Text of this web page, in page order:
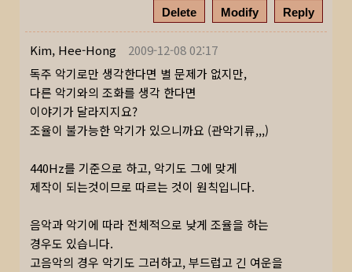
Delete Modify Reply
Kim, Hee-Hong
2009-12-08 02:17
독주 악기로만 생각한다면 별 문제가 없지만,
다른 악기와의 조화를 생각 한다면
이야기가 달라지지요?
조율이 불가능한 악기가 있으니까요 (관악기류,,,)
440Hz를 기준으로 하고, 악기도 그에 맞게
제작이 되는것이므로 따르는 것이 원칙입니다.
음악과 악기에 따라 전체적으로 낮게 조율을 하는
경우도 있습니다.
고음악의 경우 악기도 그러하고, 부드럽고 긴 여운을